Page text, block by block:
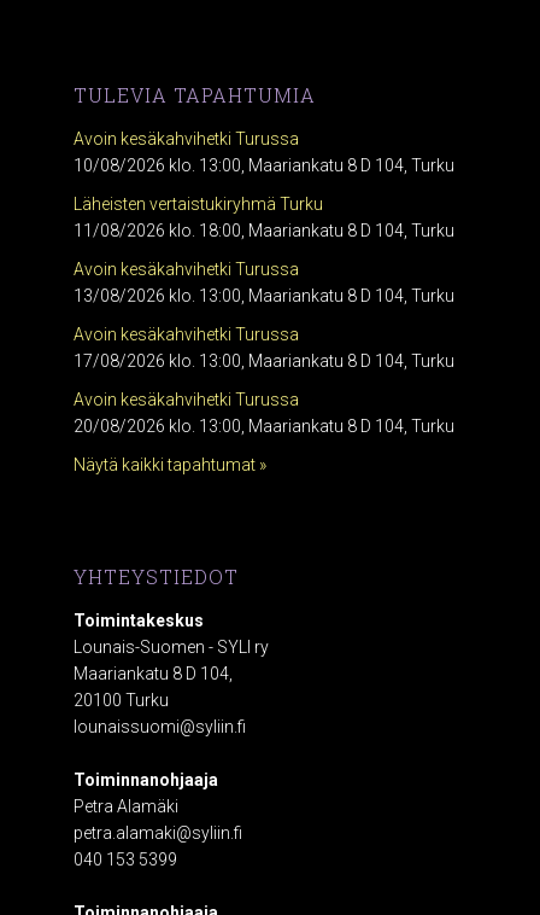
TULEVIA TAPAHTUMIA
Avoin kesäkahvihetki Turussa
10/08/2026 klo. 13:00, Maariankatu 8 D 104, Turku
Läheisten vertaistukiryhmä Turku
11/08/2026 klo. 18:00, Maariankatu 8 D 104, Turku
Avoin kesäkahvihetki Turussa
13/08/2026 klo. 13:00, Maariankatu 8 D 104, Turku
Avoin kesäkahvihetki Turussa
17/08/2026 klo. 13:00, Maariankatu 8 D 104, Turku
Avoin kesäkahvihetki Turussa
20/08/2026 klo. 13:00, Maariankatu 8 D 104, Turku
Näytä kaikki tapahtumat »
YHTEYSTIEDOT
Toimintakeskus
Lounais-Suomen - SYLI ry
Maariankatu 8 D 104,
20100 Turku
lounaissuomi@syliin.fi
Toiminnanohjaaja
Petra Alamäki
petra.alamaki@syliin.fi
040 153 5399